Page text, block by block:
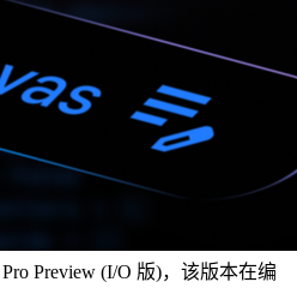
Preview (I/O 版)，该版本在编